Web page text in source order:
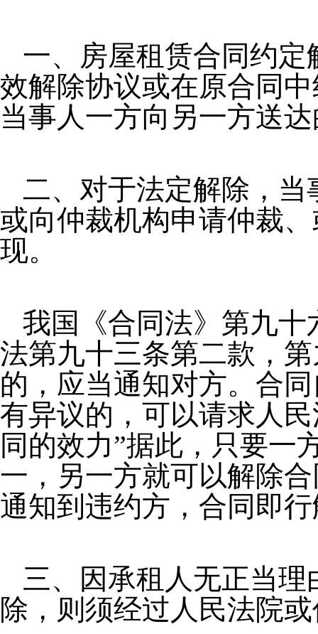
一、房屋租赁合同约
效解除协议或在原合同
当事人一方向另一方送
二、对于法定解除，
或向仲裁机构申请仲裁
现。
我国《合同法》第九
法第九十三条第二款，
的，应当通知对方。合
有异议的，可以请求人
同的效力”据此，只要一
一，另一方就可以解除
通知到违约方，合同即
三、因承租人无正当
除，则须经过人民法院